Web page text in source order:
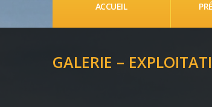
ACCUEIL
GALERIE –